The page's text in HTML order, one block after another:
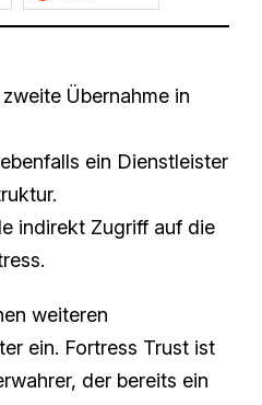
Übernahme in
ein Dienstleister
indirekt Zugriff auf die
weiteren
ein. Fortress Trust ist
der bereits ein